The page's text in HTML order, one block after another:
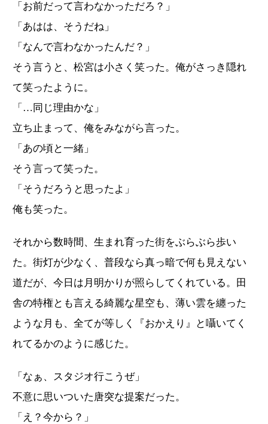
「お前だって言わなかっただろ？」
「あはは、そうだね」
「なんで言わなかったんだ？」
そう言うと、松宮は小さく笑った。俺がさっき隠れ
て笑ったように。
「…同じ理由かな」
立ち止まって、俺をみながら言った。
「あの頃と一緒」
そう言って笑った。
「そうだろうと思ったよ」
俺も笑った。
それから数時間、生まれ育った街をぶらぶら歩い
た。街灯が少なく、普段なら真っ暗で何も見えない
道だが、今日は月明かりが照らしてくれている。田
舎の特権とも言える綺麗な星空も、薄い雲を纏った
ような月も、全てが等しく『おかえり』と囁いてく
れてるかのように感じた。
「なぁ、スタジオ行こうぜ」
不意に思いついた唐突な提案だった。
「え？今から？」